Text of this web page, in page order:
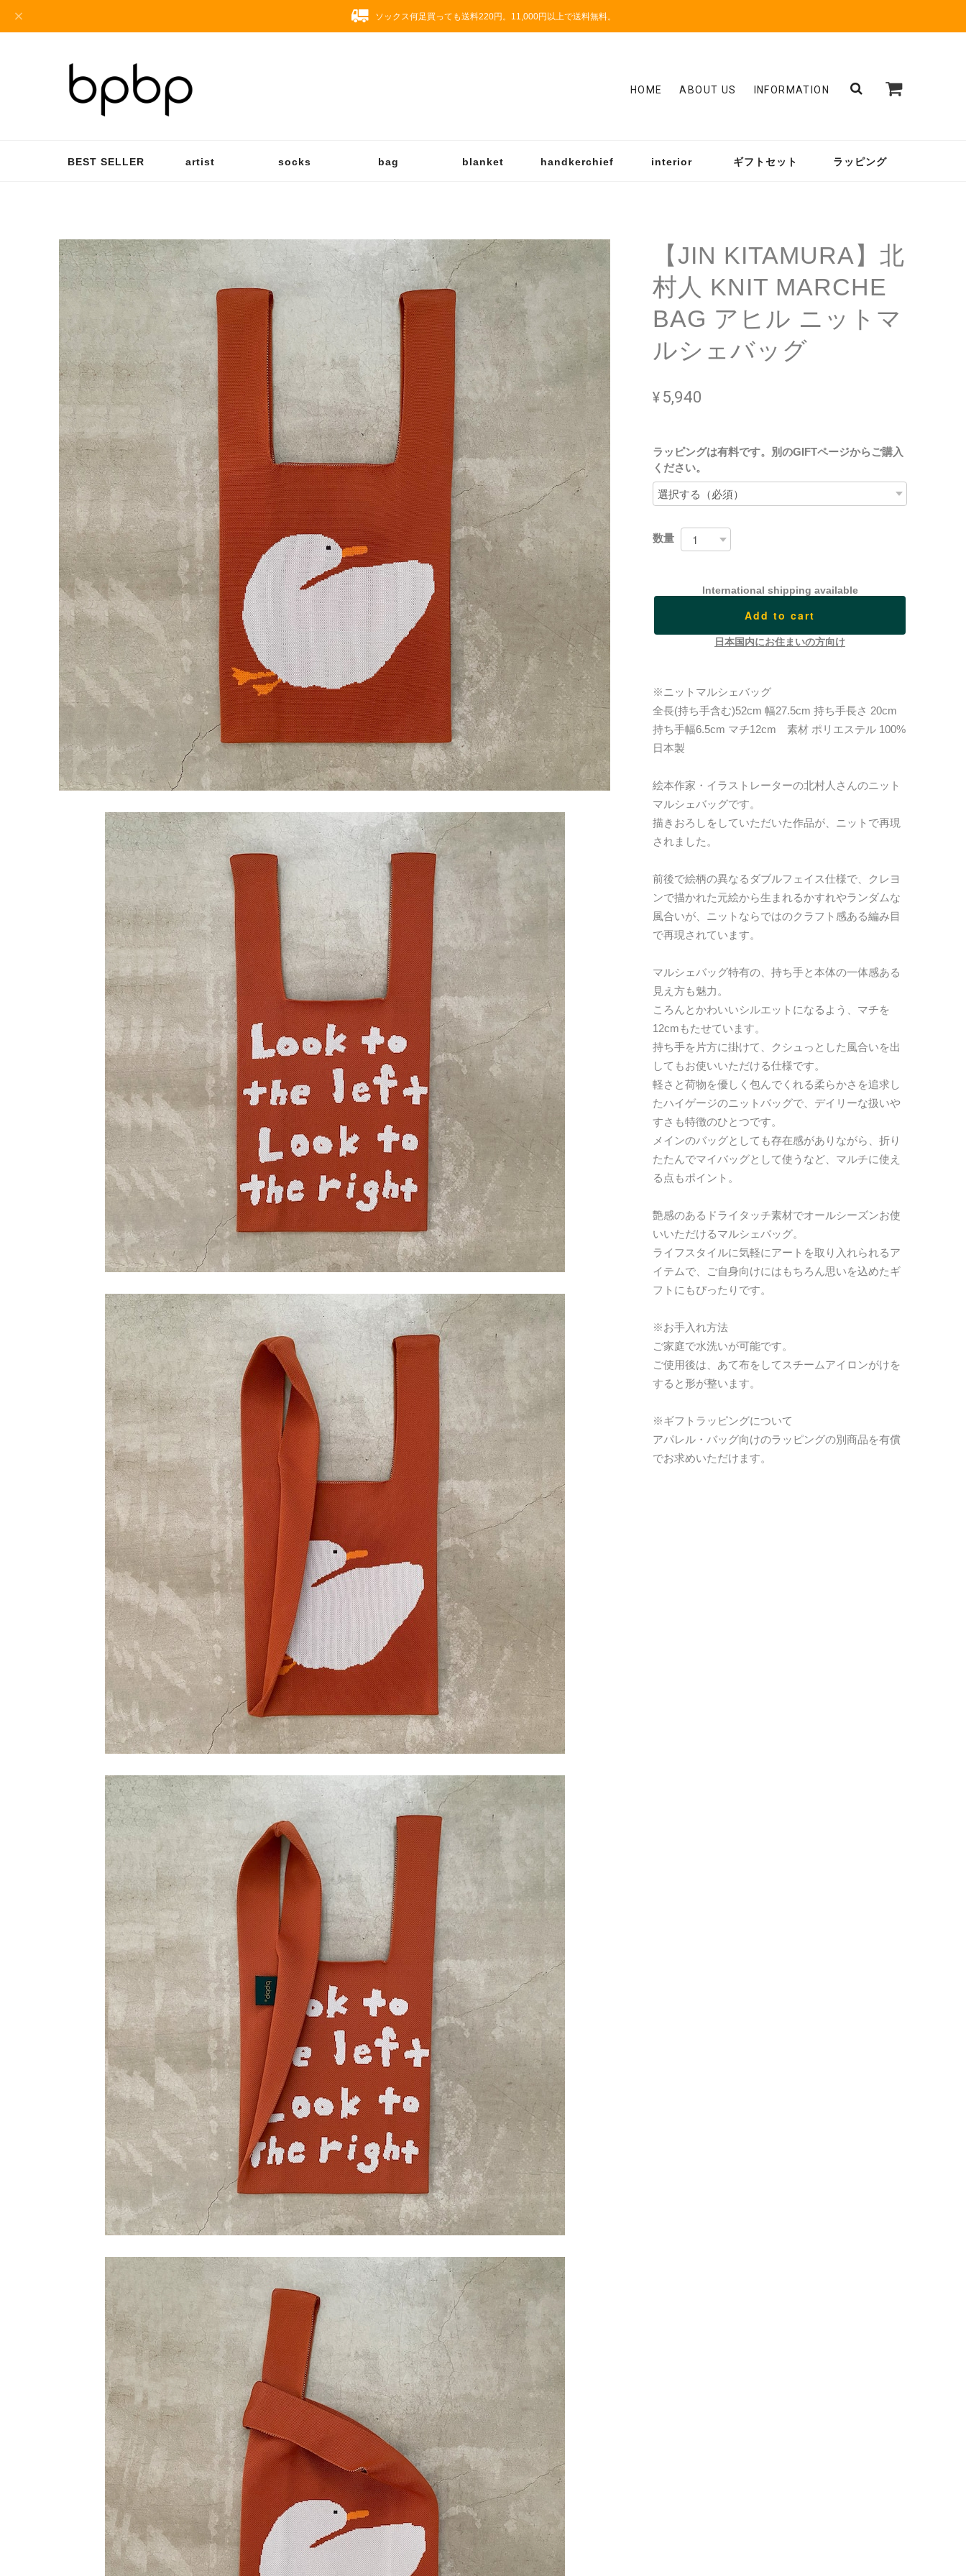
ソックス何足買っても送料220円。11,000円以上で送料無料。
HOME ABOUT US INFORMATION
BEST SELLER artist socks bag blanket handkerchief interior ギフトセット ラッピング
【JIN KITAMURA】北
村人 KNIT MARCHE
BAG アヒル ニットマ
ルシェバッグ
¥5,940
ラッピングは有料です。別のGIFTページからご購入
ください。
数量
International shipping available
Add to cart
日本国内にお住まいの方向け
※ニットマルシェバッグ
全長(持ち手含む)52cm 幅27.5cm 持ち手長さ 20cm
持ち手幅6.5cm マチ12cm 素材 ポリエステル 100%
日本製
絵本作家・イラストレーターの北村人さんのニット
マルシェバッグです。
描きおろしをしていただいた作品が、ニットで再現
されました。
前後で絵柄の異なるダブルフェイス仕様で、クレヨ
ンで描かれた元絵から生まれるかすれやランダムな
風合いが、ニットならではのクラフト感ある編み目
で再現されています。
マルシェバッグ特有の、持ち手と本体の一体感ある
見え方も魅力。
ころんとかわいいシルエットになるよう、マチを
12cmもたせています。
持ち手を片方に掛けて、クシュっとした風合いを出
してもお使いいただける仕様です。
軽さと荷物を優しく包んでくれる柔らかさを追求し
たハイゲージのニットバッグで、デイリーな扱いや
すさも特徴のひとつです。
メインのバッグとしても存在感がありながら、折り
たたんでマイバッグとして使うなど、マルチに使え
る点もポイント。
艶感のあるドライタッチ素材でオールシーズンお使
いいただけるマルシェバッグ。
ライフスタイルに気軽にアートを取り入れられるア
イテムで、ご自身向けにはもちろん思いを込めたギ
フトにもぴったりです。
※お手入れ方法
ご家庭で水洗いが可能です。
ご使用後は、あて布をしてスチームアイロンがけを
すると形が整います。
※ギフトラッピングについて
アパレル・バッグ向けのラッピングの別商品を有償
でお求めいただけます。